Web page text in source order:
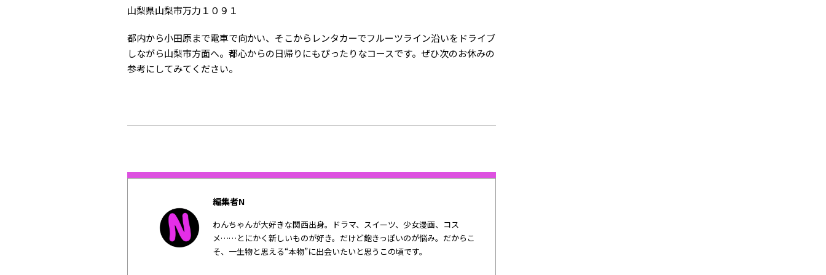
山梨県山梨市万力１０９１
都内から小田原まで電車で向かい、そこからレンタカーでフルーツライン沿いをドライブ
しながら山梨市方面へ。都心からの日帰りにもぴったりなコースです。ぜひ次のお休みの
参考にしてみてください。
編集者N
わんちゃんが大好きな関西出身。ドラマ、スイーツ、少女漫画、コス
メ……とにかく新しいものが好き。だけど飽きっぽいのが悩み。だからこ
そ、一生物と思える“本物”に出会いたいと思うこの頃です。